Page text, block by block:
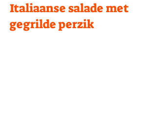
Italiaanse salade met
gegrilde perzik